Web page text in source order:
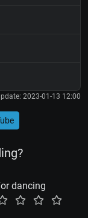
2023-01-13 12:00
dancing